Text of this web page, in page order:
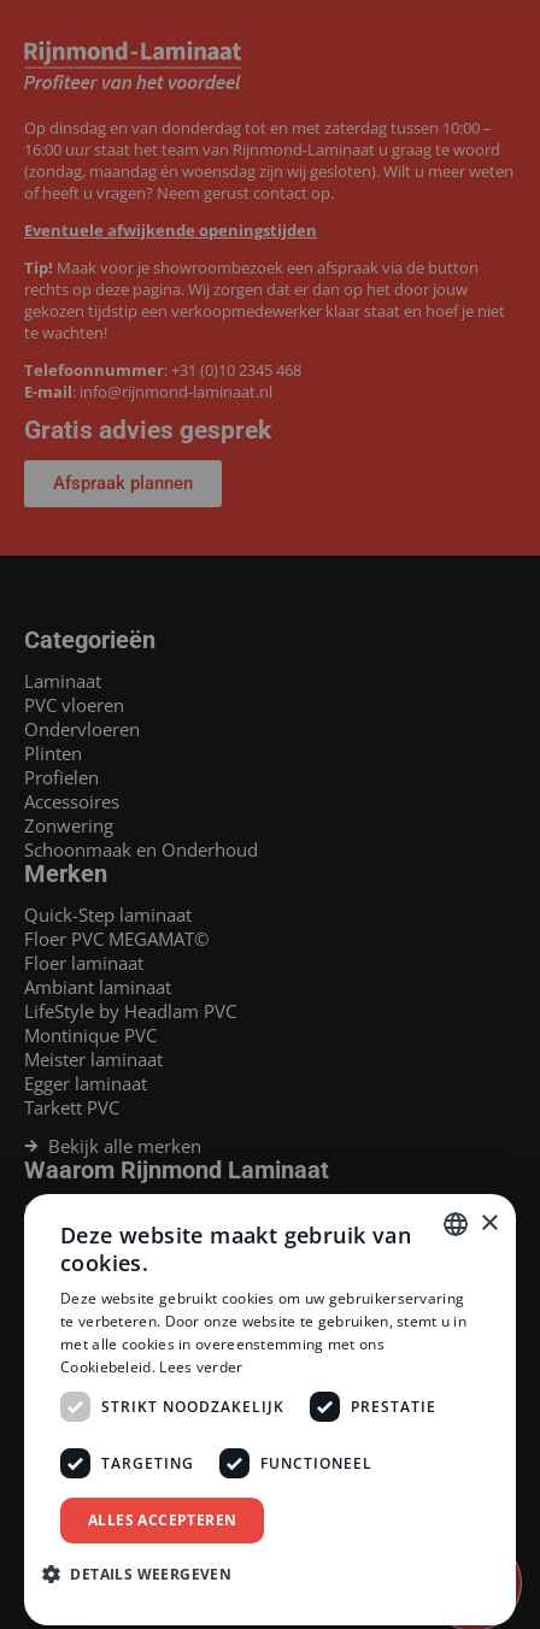
Op dinsdag en van donderdag tot en met zaterdag tussen 10:00 –
16:00 uur staat het team van Rijnmond-Laminaat u graag te woord
(zondag, maandag én woensdag zijn wij gesloten). Wilt u meer weten
of heeft u vragen? Neem gerust contact op.
Eventuele afwijkende openingstijden
Tip! Maak voor je showroombezoek een afspraak via de button
rechts op deze pagina. Wij zorgen dat er dan op het door jouw
gekozen tijdstip een verkoopmedewerker klaar staat en hoef je niet
te wachten!
Telefoonnummer:+31 (0)10 2345 468
E-mail: info@rijnmond-laminaat.nl
Gratis advies gesprek
Afspraak plannen
Categorieën
Laminaat
PVC vloeren
Ondervloeren
Plinten
Profielen
Accessoires
Zonwering
Schoonmaak en Onderhoud
Merken
Quick-Step laminaat
Floer PVC MEGAMAT©
Floer laminaat
Ambiant laminaat
LifeStyle by Headlam PVC
Montinique PVC
Meister laminaat
Egger laminaat
Tarkett PVC
Bekijk alle merken
Waarom Rijnmond Laminaat
Legservice
Laminaat Capelle aan den Ijssel
Laminaat voor vloerverwarming
Klantenservice
Betaalmethoden
Openingstijden showroom
Afhalen en bezorgen
Retourprocedure
Veelgestelde vragen
Legservice
Neem contact op
Reviewpolicy
Privacy policy
Algemene voorwaarden
DUTCH
×
Deze website maakt gebruik van
cookies.
Deze website gebruikt cookies om uw gebruikerservaring
te verbeteren. Door onze website te gebruiken, stemt u in
met alle cookies in overeenstemming met ons
Cookiebeleid. Lees verder
STRIKT NOODZAKELIJK
PRESTATIE
TARGETING FUNCTIONEEL
ALLES ACCEPTEREN
DETAILS WEERGEVEN